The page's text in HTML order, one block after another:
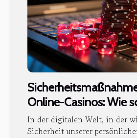
Online-Casinos: Wie
Ihre Daten und Ihr
In der digitalen Welt, in der
Sicherheit unserer